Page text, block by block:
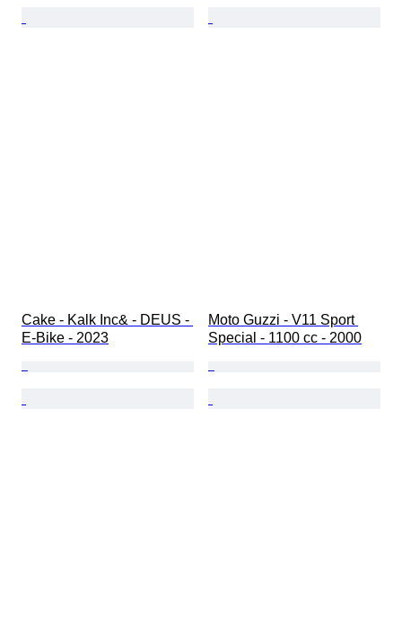
Cake - Kalk Inc& - DEUS -
E-Bike - 2023
Moto Guzzi - V11 Sport
Special - 1100 cc - 2000